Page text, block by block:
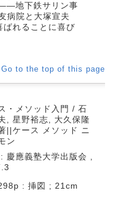
鉄サリン事
病院と大塚宣夫
れることに喜び
Go to the top of this page
・メソッド入門 / 石
, 星野裕志, 大久保隆
||ケース メソッド ニ
ン
慶應義塾大学出版会 ,
: 挿図 ; 21cm